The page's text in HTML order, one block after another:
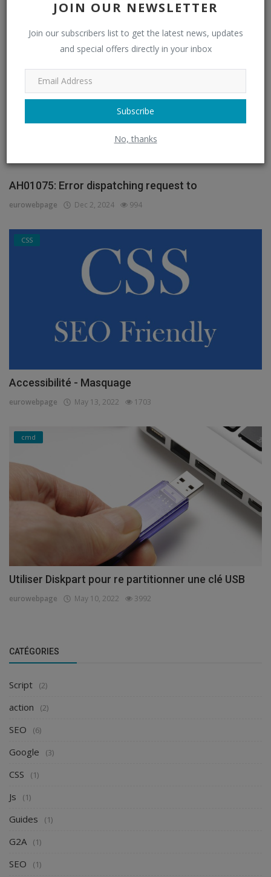
JOIN OUR NEWSLETTER
Join our subscribers list to get the latest news, updates
and special offers directly in your inbox
Subscribe
No, thanks
Jan 20, 2025 684
AH01075: Error dispatching request to
eurowebpage Dec 2, 2024 994
CSS
Accessibilité - Masquage
eurowebpage May 13, 2022 1703
cmd
Utiliser Diskpart pour re partitionner une clé USB
eurowebpage May 10, 2022 3992
CATÉGORIES
Script (2)
action (2)
SEO (6)
Google (3)
CSS (1)
Js (1)
Guides (1)
G2A (1)
SEO (1)